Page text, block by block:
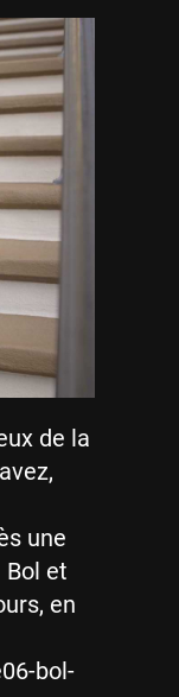
de la
une
Bol et
en
bol-